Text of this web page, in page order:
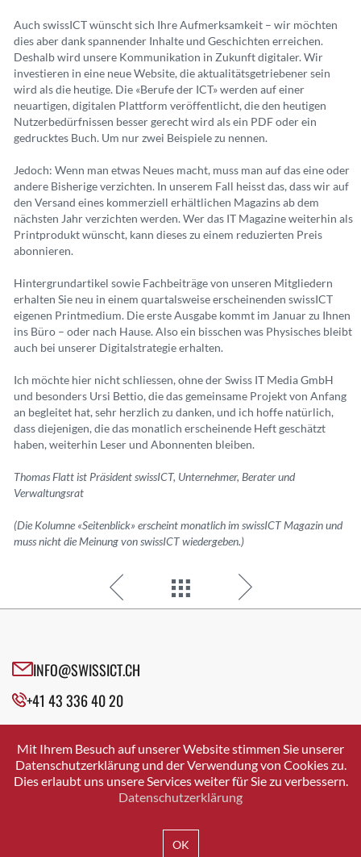
Auch swissICT wünscht sich Ihre Aufmerksamkeit – wir möchten
dies aber dank spannender Inhalte und Geschichten erreichen.
Deshalb wird unsere Kommunikation in Zukunft digitaler. Wir
investieren in eine neue Website, die aktualitätsgetriebener sein
wird als die heutige. Die «Berufe der ICT» werden auf einer
neuartigen, digitalen Plattform veröffentlicht, die den heutigen
Nutzerbedürfnissen besser gerecht wird als ein PDF oder ein
gedrucktes Buch. Um nur zwei Beispiele zu nennen.
Jedoch: Wenn man etwas Neues macht, muss man auf das eine oder
andere Bisherige verzichten. In unserem Fall heisst das, dass wir auf
den Versand eines kommerziell erhältlichen Magazins ab dem
nächsten Jahr verzichten werden. Wer das IT Magazine weiterhin als
Printprodukt wünscht, kann dieses zu einem reduzierten Preis
abonnieren.
Hintergrundartikel sowie Fachbeiträge von unseren Mitgliedern
erhalten Sie neu in einem quartalsweise erscheinenden swissICT
eigenen Printmedium. Die erste Ausgabe kommt im Januar zu Ihnen
ins Büro – oder nach Hause. Also ein bisschen was Physisches bleibt
auch bei unserer Digitalstrategie erhalten.
Ich möchte hier nicht schliessen, ohne der Swiss IT Media GmbH
und besonders Ursi Bettio, die das gemeinsame Projekt von Anfang
an begleitet hat, sehr herzlich zu danken, und ich hoffe natürlich,
dass diejenigen, die das monatlich erscheinende Heft geschätzt
haben, weiterhin Leser und Abonnenten bleiben.
Thomas Flatt ist Präsident swissICT, Unternehmer, Berater und
Verwaltungsrat
(Die Kolumne «Seitenblick» erscheint monatlich im swissICT Magazin und
muss nicht die Meinung von swissICT wiedergeben.)
INFO@SWISSICT.CH
+41 43 336 40 20
SWISSICT
VULKANSTRASSE 120
8048 ZURICH
Mit Ihrem Besuch auf unserer Website stimmen Sie unserer
Datenschutzerklärung und der Verwendung von Cookies zu.
Dies erlaubt uns unsere Services weiter für Sie zu verbessern.
Datenschutzerklärung
OK